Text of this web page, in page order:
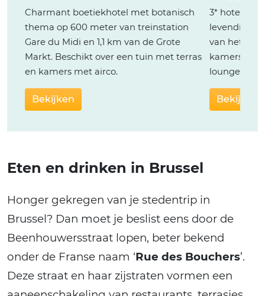
Charmant boetiekhotel met botanisch
thema op 600 meter van treinstation
Gare du Midi en 1,1 km van de Grote
Markt. Beschikt over een tuin met terras
en kamers met airco.
Bekijken
3* hotel met
levendige
van het
kamers,
loungebar.
Bekijken
Eten en drinken in Brussel
Honger gekregen van je stedentrip in
Brussel? Dan moet je beslist eens door de
Beenhouwersstraat lopen, beter bekend
onder de Franse naam ‘Rue des Bouchers’.
Deze straat en haar zijstraten vormen een